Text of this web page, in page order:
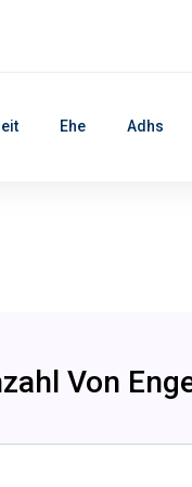
Ehe Adhs
Von